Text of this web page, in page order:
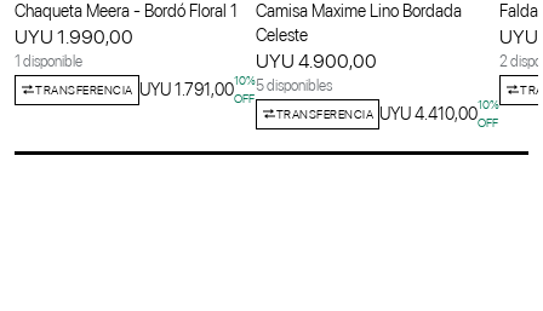
Chaqueta Meera - Bordó Floral 1
UYU 1.990,00
1 disponible
TRANSFERENCIA UYU 1.791,0010%
OFF
Camisa Maxime Lino Bordada
Celeste
UYU 4.900,00
5 disponibles
TRANSFERENCIA UYU 4.410,0010%
OFF
Falda
2